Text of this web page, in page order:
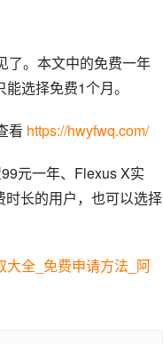
了。本文中的免费一年
选择免费1个月。
看 https://hwyfwq.com/
元一年、Flexus X实
长的用户，也可以选择
大全_免费申请方法_阿